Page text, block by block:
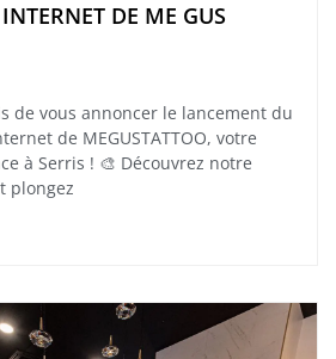
DE ME GUS
de vous annoncer le lancement du
de MEGUSTATTOO, votre
à Serris ! 🎨 Découvrez notre
plongez